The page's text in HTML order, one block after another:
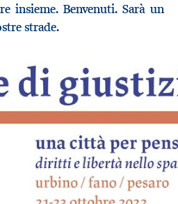
insieme. Benvenuti. Sarà un
strade.